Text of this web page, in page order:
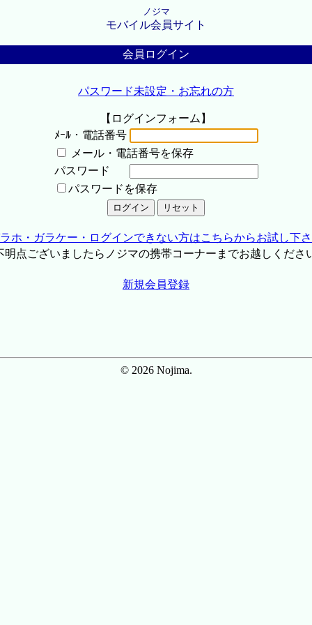
ノジマ
モバイル会員サイト
会員ログイン
パスワード未設定・お忘れの方
【ログインフォーム】
ﾒｰﾙ・電話番号
メール・電話番号を保存
パスワード
パスワードを保存
ホ・ガラケー・ログインできない方はこちらからお試し下
点ございましたらノジマの携帯コーナーまでお越しくださ
新規会員登録
© 2026 Nojima.